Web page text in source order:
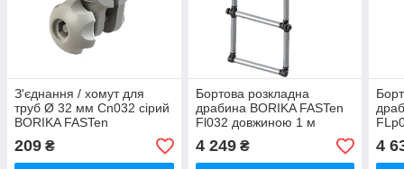
З'єднання / хомут для
труб Ø 32 мм Cn032 сірий
BORIKA FASTen
(01.15.002.01.02)
209 ₴
Бортова розкладна
драбина BORIKA FASTen
Fl032 довжиною 1 м
(01.11.002.01.04)
4 249₴ 4